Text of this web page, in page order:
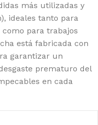
más utilizadas y
ideales tanto para
para trabajos
está fabricada con
garantizar un
prematuro del
en cada